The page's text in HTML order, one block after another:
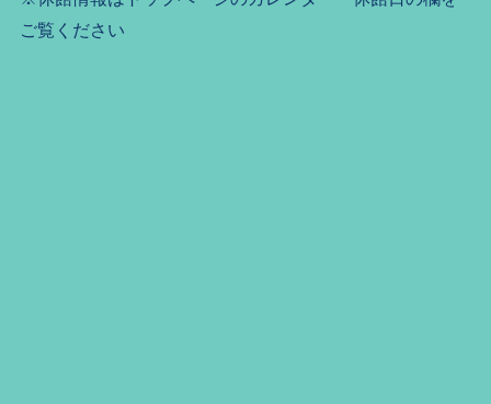
ご覧ください